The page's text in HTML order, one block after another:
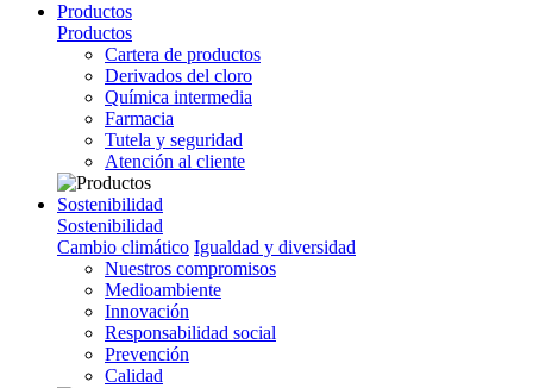
Productos
Productos
Cartera de productos
Derivados del cloro
Química intermedia
Farmacia
Tutela y seguridad
Atención al cliente
Sostenibilidad
Sostenibilidad
Cambio climático Igualdad y diversidad
Nuestros compromisos
Medioambiente
Innovación
Responsabilidad social
Prevención
Calidad